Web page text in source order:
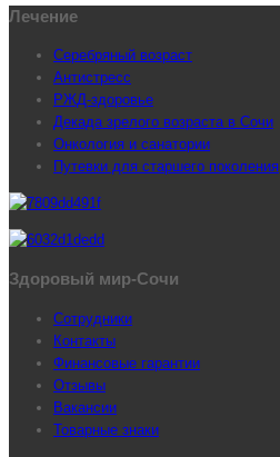
Лечение
Серебряный возраст
Антистресс
РЖД-здоровье
Декада зрелого возраста в Сочи
Онкология и санатории
Путевки для старшего поколения
Здоровый мир-Сочи
Сотрудники
Контакты
Финансовые гарантии
Отзывы
Вакансии
Товарные знаки